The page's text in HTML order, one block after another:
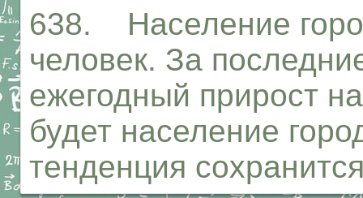
638. Население
человек. За
ежегодный прирост
будет население
тенденция